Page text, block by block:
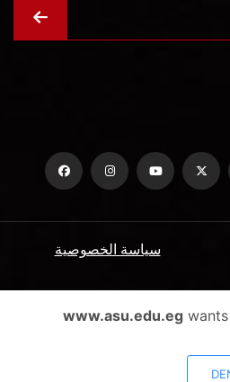
سياسة الخصوصية
الأسئلة الشائعة
www.asu.edu.egwants